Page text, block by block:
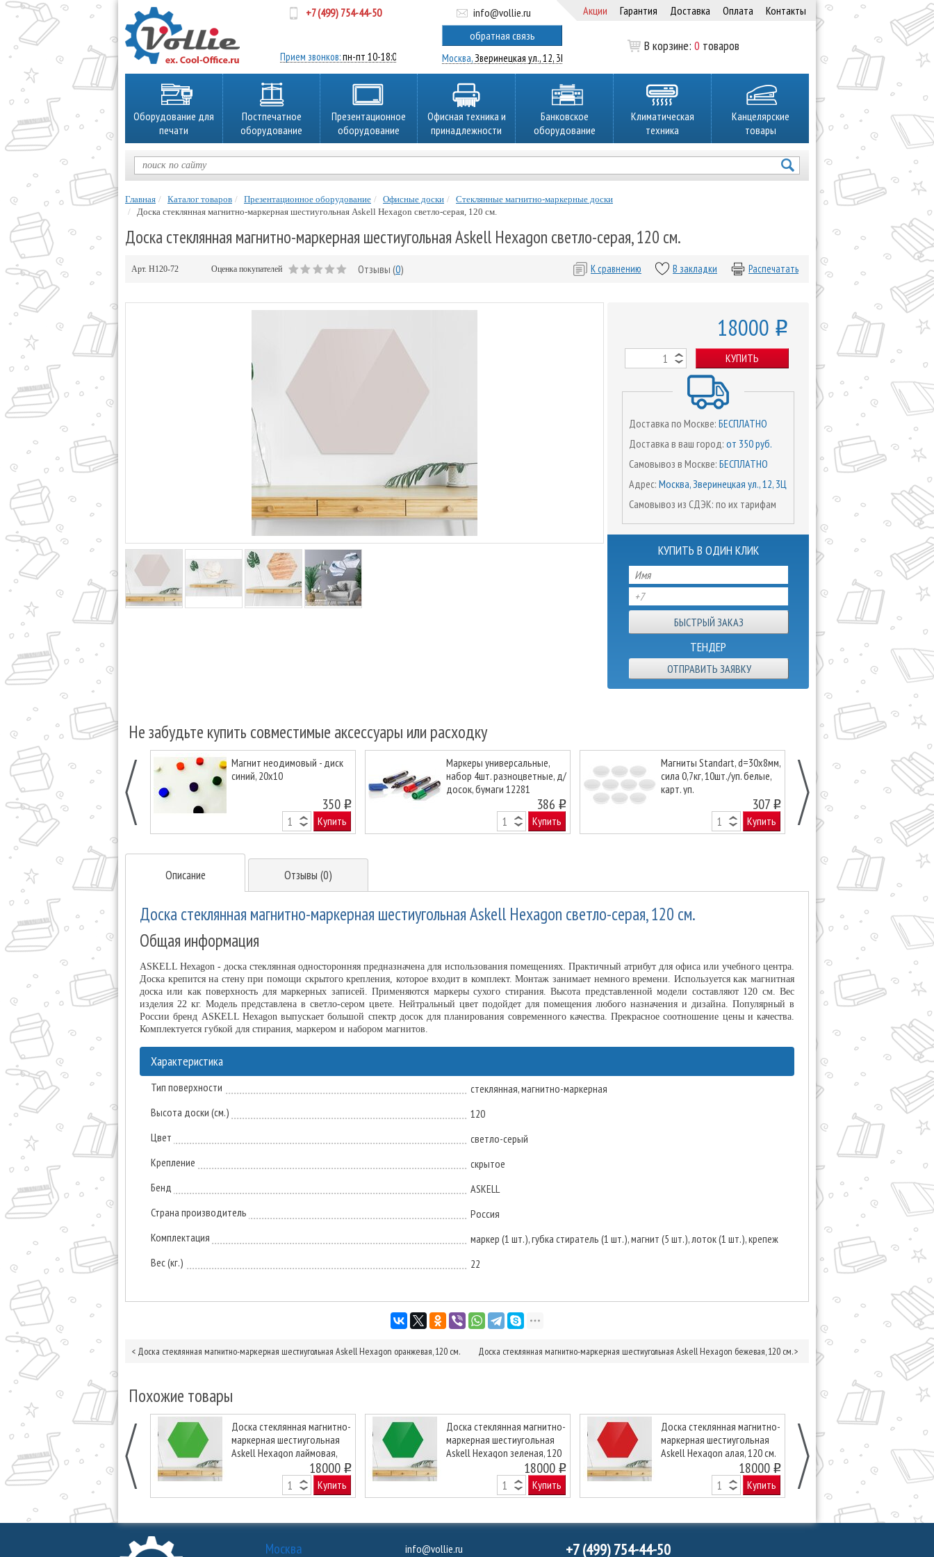
+7 (499) 754-44-50
Прием звонков:пн-пт 10-18:00
info@vollie.ru
обратная связь
Москва,Зверинецкая ул., 12, 3Ц
Акции Гарантия Доставка Оплата Контакты
В корзине:0 товаров
Оборудование для
печати
Постпечатное
оборудование
Презентационное
оборудование
Офисная техника и
принадлежности
Банковское
оборудование
Климатическая
техника
Канцелярские
товары
Главная Каталог товаров Презентационное оборудование Офисные доски
Стеклянные магнитно-маркерные доски
Доска стеклянная магнитно-маркерная шестиугольная Askell Hexagon светло-серая, 120 см.
Доска стеклянная магнитно-маркерная шестиугольная Askell Hexagon светло-серая, 120 см.
Арт. H120-72 Оценка покупателей Отзывы (0) Распечатать
В закладки
К сравнению
18000 o
КУПИТЬ
Доставка по Москве: БЕСПЛАТНО
Доставка в ваш город: от 350 руб.
Самовывоз в Москве: БЕСПЛАТНО
Адрес: Москва, Зверинецкая ул., 12, 3Ц
Самовывоз из СДЭК: по их тарифам
КУПИТЬ В ОДИН КЛИК
ТЕНДЕР
ОТПРАВИТЬ ЗАЯВКУ
Не забудьте купить совместимые аксессуары или расходку
Магнит неодимовый - диск
синий, 20х10
350 o
Купить
Маркеры универсальные,
набор 4шт. разноцветные, д/
досок, бумаги 12281
386 o
Купить
Магниты Standart, d=30х8мм,
сила 0,7кг, 10шт./уп. белые,
карт. уп.
307 o
Купить
Магниты-
8шт.,
16671
Next
Описание Отзывы (0)
Доска стеклянная магнитно-маркерная шестиугольная Askell Hexagon светло-серая, 120 см.
Общая информация
ASKELL Hexagon - доска стеклянная односторонняя предназначена для использования помещениях. Практичный атрибут для офиса или учебного центра.
Доска крепится на стену при помощи скрытого крепления, которое входит в комплект. Монтаж занимает немного времени. Используется как магнитная
доска или как поверхность для маркерных записей. Применяются маркеры сухого стирания. Высота представленной модели составляют 120 см. Вес
изделия 22 кг. Модель представлена в светло-сером цвете. Нейтральный цвет подойдет для помещения любого назначения и дизайна. Популярный в
России бренд ASKELL Hexagon выпускает большой спектр досок для планирования современного качества. Прекрасное соотношение цены и качества.
Комплектуется губкой для стирания, маркером и набором магнитов.
Характеристика
Тип поверхности
стеклянная, магнитно-маркерная
Высота доски (см.)
120
Цвет
светло-серый
Крепление
скрытое
Бенд
ASKELL
Страна производитель
Россия
Комплектация
маркер (1 шт.), губка стиратель (1 шт.), магнит (5 шт.), лоток (1 шт.), крепеж
Вес (кг.)
22
< Доска стеклянная магнитно-маркерная шестиугольная Askell Hexagon оранжевая, 120 см. Доска стеклянная магнитно-маркерная шестиугольная Askell Hexagon бежевая, 120 см.>
Похожие товары
Доска стеклянная магнитно-
маркерная шестиугольная
Askell Hexagon лаймовая,
18000 o
Купить
Доска стеклянная магнитно-
маркерная шестиугольная
Askell Hexagon зеленая, 120
18000 o
Купить
Доска стеклянная магнитно-
маркерная шестиугольная
Askell Hexagon алая, 120 см.
18000 o
Купить
Доска
маркерная
Askell
серая, 120 см.
Next
Москва info@vollie.ru +7 (499) 754-44-50